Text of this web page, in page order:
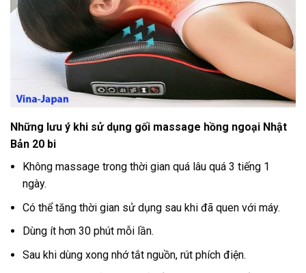
Những lưu ý khi sử dụng gối massage hồng ngoại Nhật
Bản 20 bi
Không massage trong thời gian quá lâu quá 3 tiếng 1
ngày.
Có thể tăng thời gian sử dụng sau khi đã quen với máy.
Dùng ít hơn 30 phút mỗi lần.
Sau khi dùng xong nhớ tắt nguồn, rút phích điện.